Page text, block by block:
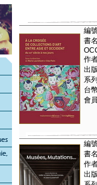
編
書
作
出
系
台
會
編
書
作
出